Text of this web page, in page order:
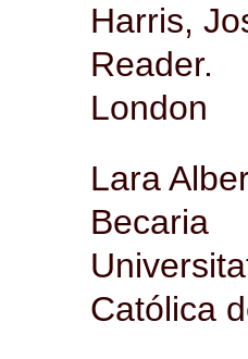
Harris,
London
Lara
Católica